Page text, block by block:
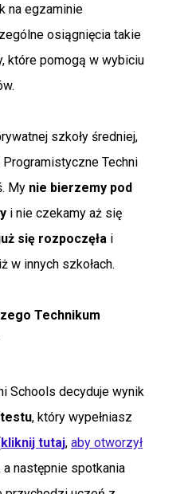
na egzaminie
osiągnięcia takie
które pomogą w wybiciu
szkoły średniej,
Programistyczne Techni
My nie bierzemy pod
i nie czekamy aż się
się rozpoczęła i
w innych szkołach.
Technikum
Schools decyduje wynik
, który wypełniasz
kliknij tutaj, aby otworzył
a następnie spotkania